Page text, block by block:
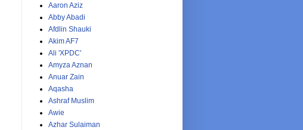
Aaron Aziz
Abby Abadi
Afdlin Shauki
Akim AF7
Ali 'XPDC'
Amyza Aznan
Anuar Zain
Aqasha
Ashraf Muslim
Awie
Azhar Sulaiman